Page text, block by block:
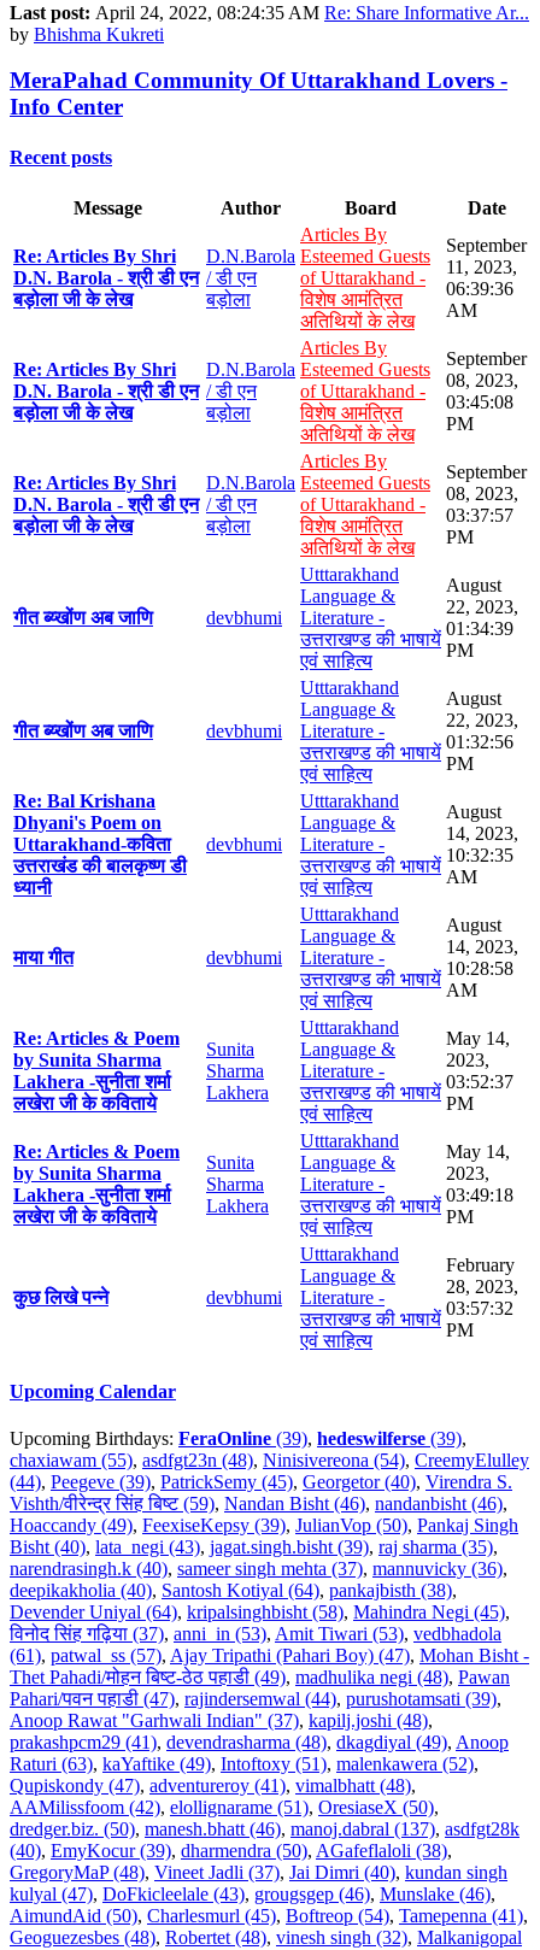
Last post: April 24, 2022, 08:24:35 AM Re: Share Informative Ar...
by Bhishma Kukreti
MeraPahad Community Of Uttarakhand Lovers -
Info Center
Recent posts
Message Author Board Date
Re: Articles By Shri
D.N. Barola - श्री डी एन
बड़ोला जी के लेख
D.N.Barola
/ डी एन
बड़ोला
Articles By
Esteemed Guests
of Uttarakhand -
विशेष आमंत्रित
अतिथियों के लेख
September
11, 2023,
06:39:36
AM
Re: Articles By Shri
D.N. Barola - श्री डी एन
बड़ोला जी के लेख
D.N.Barola
/ डी एन
बड़ोला
Articles By
Esteemed Guests
of Uttarakhand -
विशेष आमंत्रित
अतिथियों के लेख
September
08, 2023,
03:45:08
PM
Re: Articles By Shri
D.N. Barola - श्री डी एन
बड़ोला जी के लेख
D.N.Barola
/ डी एन
बड़ोला
Articles By
Esteemed Guests
of Uttarakhand -
विशेष आमंत्रित
अतिथियों के लेख
September
08, 2023,
03:37:57
PM
गीत ब्य्खोंण अब जाणि devbhumi
Utttarakhand
Language &
Literature -
उत्तराखण्ड की भाषायें
एवं साहित्य
August
22, 2023,
01:34:39
PM
गीत ब्य्खोंण अब जाणि devbhumi
Utttarakhand
Language &
Literature -
उत्तराखण्ड की भाषायें
एवं साहित्य
August
22, 2023,
01:32:56
PM
Re: Bal Krishana
Dhyani's Poem on
Uttarakhand-कविता
उत्तराखंड की बालकृष्ण डी
ध्यानी
devbhumi
Utttarakhand
Language &
Literature -
उत्तराखण्ड की भाषायें
एवं साहित्य
August
14, 2023,
10:32:35
AM
माया गीत devbhumi
Utttarakhand
Language &
Literature -
उत्तराखण्ड की भाषायें
एवं साहित्य
August
14, 2023,
10:28:58
AM
Re: Articles & Poem
by Sunita Sharma
Lakhera -सुनीता शर्मा
लखेरा जी के कविताये
Sunita
Sharma
Lakhera
Utttarakhand
Language &
Literature -
उत्तराखण्ड की भाषायें
एवं साहित्य
May 14,
2023,
03:52:37
PM
Re: Articles & Poem
by Sunita Sharma
Lakhera -सुनीता शर्मा
लखेरा जी के कविताये
Sunita
Sharma
Lakhera
Utttarakhand
Language &
Literature -
उत्तराखण्ड की भाषायें
एवं साहित्य
May 14,
2023,
03:49:18
PM
कुछ लिखे पन्ने devbhumi
Utttarakhand
Language &
Literature -
उत्तराखण्ड की भाषायें
एवं साहित्य
February
28, 2023,
03:57:32
PM
Upcoming Calendar
Upcoming Birthdays: FeraOnline (39), hedeswilferse (39),
chaxiawam (55), asdfgt23n (48), Ninisivereona (54), CreemyElulley
(44), Peegeve (39), PatrickSemy (45), Georgetor (40), Virendra S.
Vishth/वीरेन्द्र सिंह बिष्ट (59), Nandan Bisht (46), nandanbisht (46),
Hoaccandy (49), FeexiseKepsy (39), JulianVop (50), Pankaj Singh
Bisht (40), lata_negi (43), jagat.singh.bisht (39), raj sharma (35),
narendrasingh.k (40), sameer singh mehta (37), mannuvicky (36),
deepikakholia (40), Santosh Kotiyal (64), pankajbisth (38),
Devender Uniyal (64), kripalsinghbisht (58), Mahindra Negi (45),
विनोद सिंह गढ़िया (37), anni_in (53), Amit Tiwari (53), vedbhadola
(61), patwal_ss (57), Ajay Tripathi (Pahari Boy) (47), Mohan Bisht -
Thet Pahadi/मोहन बिष्ट-ठेठ पहाडी (49), madhulika negi (48), Pawan
Pahari/पवन पहाडी (47), rajindersemwal (44), purushotamsati (39),
Anoop Rawat "Garhwali Indian" (37), kapilj.joshi (48),
prakashpcm29 (41), devendrasharma (48), dkagdiyal (49), Anoop
Raturi (63), kaYaftike (49), Intoftoxy (51), malenkawera (52),
Qupiskondy (47), adventureroy (41), vimalbhatt (48),
AAMilissfoom (42), elollignarame (51), OresiaseX (50),
dredger.biz. (50), manesh.bhatt (46), manoj.dabral (137), asdfgt28k
(40), EmyKocur (39), dharmendra (50), AGafeflaloli (38),
GregoryMaP (48), Vineet Jadli (37), Jai Dimri (40), kundan singh
kulyal (47), DoFkicleelale (43), grougsgep (46), Munslake (46),
AimundAid (50), Charlesmurl (45), Boftreop (54), Tamepenna (41),
Geoguezesbes (48), Robertet (48), vinesh singh (32), Malkanigopal